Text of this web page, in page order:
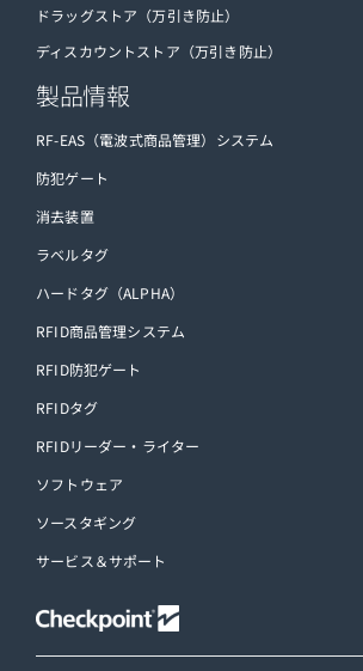
製品情報
RF-EAS（電波式商品管理）システム
防犯ゲート
消去装置
ラベルタグ
ハードタグ（ALPHA）
RFID商品管理システム
RFID防犯ゲート
RFIDタグ
RFIDリーダー・ライター
ソフトウェア
ソースタギング
サービス＆サポート
Copyright © チェックポイントジャパン